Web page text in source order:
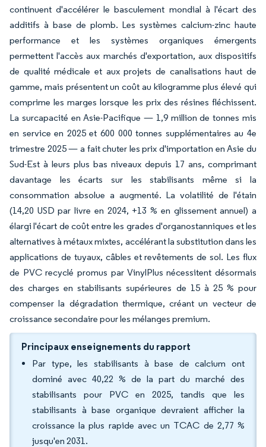
continuent d'accélérer le basculement mondial à l'écart des
additifs à base de plomb. Les systèmes calcium-zinc haute
performance et les systèmes organiques émergents
permettent l'accès aux marchés d'exportation, aux dispositifs
de qualité médicale et aux projets de canalisations haut de
gamme, mais présentent un coût au kilogramme plus élevé qui
comprime les marges lorsque les prix des résines fléchissent.
La surcapacité en Asie-Pacifique — 1,9 million de tonnes mis
en service en 2025 et 600 000 tonnes supplémentaires au 4e
trimestre 2025 — a fait chuter les prix d'importation en Asie du
Sud-Est à leurs plus bas niveaux depuis 17 ans, comprimant
davantage les écarts sur les stabilisants même si la
consommation absolue a augmenté. La volatilité de l'étain
(14,20 USD par livre en 2024, +13 % en glissement annuel) a
élargi l'écart de coût entre les grades d'organostanniques et les
alternatives à métaux mixtes, accélérant la substitution dans les
applications de tuyaux, câbles et revêtements de sol. Les flux
de PVC recyclé promus par VinylPlus nécessitent désormais
des charges en stabilisants supérieures de 15 à 25 % pour
compenser la dégradation thermique, créant un vecteur de
croissance secondaire pour les mélanges premium.
Principaux enseignements du rapport
Par type, les stabilisants à base de calcium ont
dominé avec 40,22 % de la part du marché des
stabilisants pour PVC en 2025, tandis que les
stabilisants à base organique devraient afficher la
croissance la plus rapide avec un TCAC de 2,77 %
jusqu'en 2031.